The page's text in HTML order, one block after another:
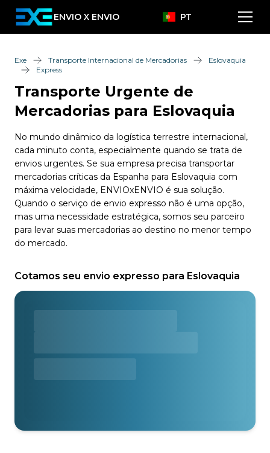
ENVIO X ENVIO PT
Exe Transporte Internacional de Mercadorias
Eslovaquia
Express
Transporte Urgente de
Mercadorias para Eslovaquia
No mundo dinâmico da logística terrestre internacional,
cada minuto conta, especialmente quando se trata de
envios urgentes. Se sua empresa precisa transportar
mercadorias críticas da Espanha para Eslovaquia com
máxima velocidade, ENVIOxENVIO é sua solução.
Quando o serviço de envio expresso não é uma opção,
mas uma necessidade estratégica, somos seu parceiro
para levar suas mercadorias ao destino no menor tempo
do mercado.
Cotamos seu envio expresso para Eslovaquia